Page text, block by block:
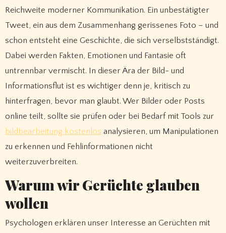
Reichweite moderner Kommunikation. Ein unbestätigter
Tweet, ein aus dem Zusammenhang gerissenes Foto – und
schon entsteht eine Geschichte, die sich verselbstständigt.
Dabei werden Fakten, Emotionen und Fantasie oft
untrennbar vermischt. In dieser Ära der Bild- und
Informationsflut ist es wichtiger denn je, kritisch zu
hinterfragen, bevor man glaubt. Wer Bilder oder Posts
online teilt, sollte sie prüfen oder bei Bedarf mit Tools zur
bildbearbeitung kostenlos analysieren, um Manipulationen
zu erkennen und Fehlinformationen nicht
weiterzuverbreiten.
Warum wir Gerüchte glauben
wollen
Psychologen erklären unser Interesse an Gerüchten mit